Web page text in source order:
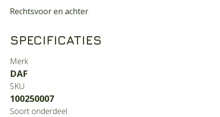
Rechtsvoor en achter
SPECIFICATIES
Merk
DAF
SKU
100250007
Soort onderdeel